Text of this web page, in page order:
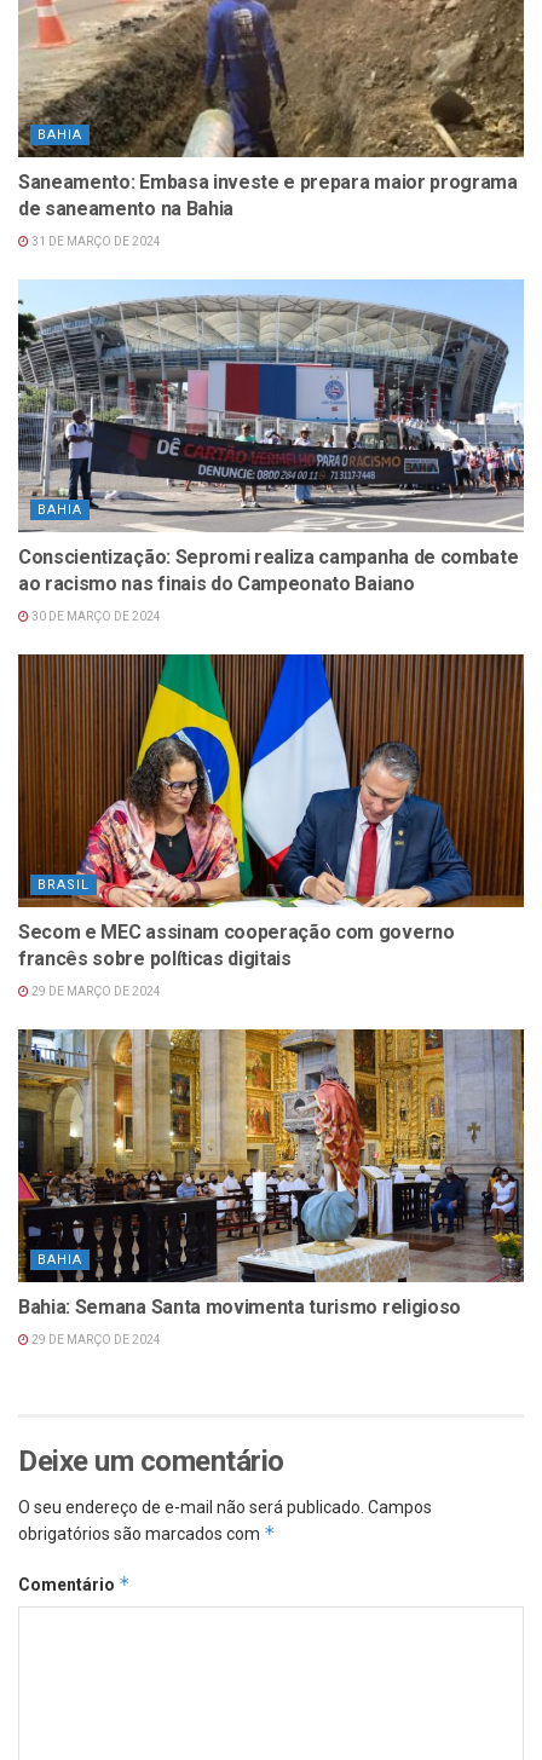
BAHIA
Saneamento: Embasa investe e prepara maior programa
de saneamento na Bahia
31 DE MARÇO DE 2024
BAHIA
Conscientização: Sepromi realiza campanha de combate
ao racismo nas finais do Campeonato Baiano
30 DE MARÇO DE 2024
BRASIL
Secom e MEC assinam cooperação com governo
francês sobre políticas digitais
29 DE MARÇO DE 2024
BAHIA
Bahia: Semana Santa movimenta turismo religioso
29 DE MARÇO DE 2024
Deixe um comentário
O seu endereço de e-mail não será publicado. Campos
obrigatórios são marcados com *
Comentário *